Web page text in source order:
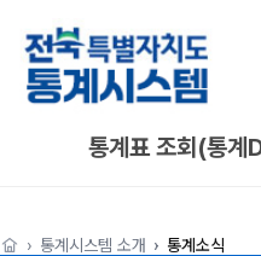
통계표 조회(통계
통계시스템 소개 통계소식